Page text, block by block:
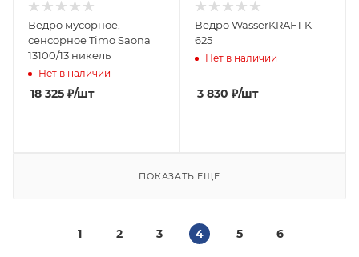
Ведро мусорное,
сенсорное Timo Saona
13100/13 никель
Нет в наличии
18 325 ₽/шт
Ведро WasserKRAFT K-
625
Нет в наличии
3 830 ₽/шт
ПОКАЗАТЬ ЕЩЕ
1 2 3 4 5 6